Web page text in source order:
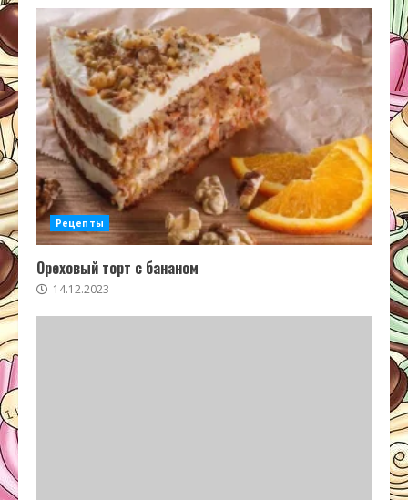
Рецепты
Ореховый торт с бананом
14.12.2023